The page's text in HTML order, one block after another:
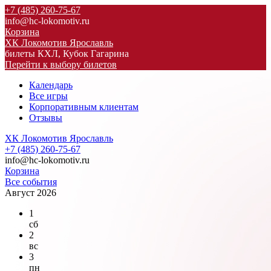
+7 (485) 260-75-67
info@hc-lokomotiv.ru
Корзина
ХК Локомотив Ярославль
билеты КХЛ, Кубок Гагарина
Перейти к выбору билетов
Календарь
Все игры
Корпоративным клиентам
Отзывы
ХК Локомотив Ярославль
+7 (485) 260-75-67
info@hc-lokomotiv.ru
Корзина
Все события
Август 2026
1
сб
2
вс
3
пн